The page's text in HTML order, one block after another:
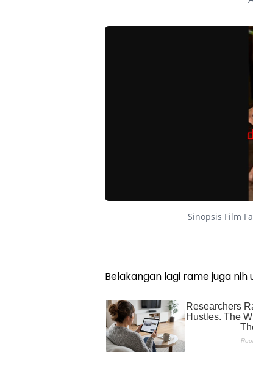
Sinopsis Film
Belakangan lagi rame juga nih